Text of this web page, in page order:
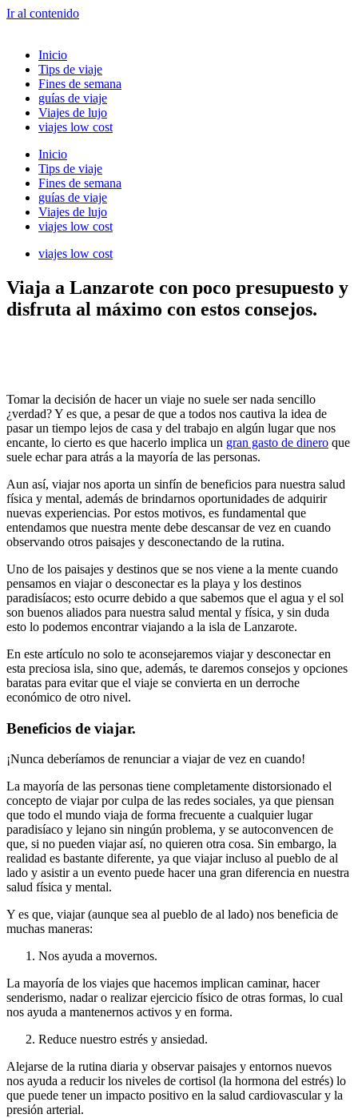
Ir al contenido
Inicio
Tips de viaje
Fines de semana
guías de viaje
Viajes de lujo
viajes low cost
Inicio
Tips de viaje
Fines de semana
guías de viaje
Viajes de lujo
viajes low cost
viajes low cost
Viaja a Lanzarote con poco presupuesto y
disfruta al máximo con estos consejos.
Tomar la decisión de hacer un viaje no suele ser nada sencillo
¿verdad? Y es que, a pesar de que a todos nos cautiva la idea de
pasar un tiempo lejos de casa y del trabajo en algún lugar que nos
encante, lo cierto es que hacerlo implica un gran gasto de dinero que
suele echar para atrás a la mayoría de las personas.
Aun así, viajar nos aporta un sinfín de beneficios para nuestra salud
física y mental, además de brindarnos oportunidades de adquirir
nuevas experiencias. Por estos motivos, es fundamental que
entendamos que nuestra mente debe descansar de vez en cuando
observando otros paisajes y desconectando de la rutina.
Uno de los paisajes y destinos que se nos viene a la mente cuando
pensamos en viajar o desconectar es la playa y los destinos
paradisíacos; esto ocurre debido a que sabemos que el agua y el sol
son buenos aliados para nuestra salud mental y física, y sin duda
esto lo podemos encontrar viajando a la isla de Lanzarote.
En este artículo no solo te aconsejaremos viajar y desconectar en
esta preciosa isla, sino que, además, te daremos consejos y opciones
baratas para evitar que el viaje se convierta en un derroche
económico de otro nivel.
Beneficios de viajar.
¡Nunca deberíamos de renunciar a viajar de vez en cuando!
La mayoría de las personas tiene completamente distorsionado el
concepto de viajar por culpa de las redes sociales, ya que piensan
que todo el mundo viaja de forma frecuente a cualquier lugar
paradisíaco y lejano sin ningún problema, y se autoconvencen de
que, si no pueden viajar así, no quieren otra cosa. Sin embargo, la
realidad es bastante diferente, ya que viajar incluso al pueblo de al
lado y asistir a un evento puede hacer una gran diferencia en nuestra
salud física y mental.
Y es que, viajar (aunque sea al pueblo de al lado) nos beneficia de
muchas maneras:
Nos ayuda a movernos.
La mayoría de los viajes que hacemos implican caminar, hacer
senderismo, nadar o realizar ejercicio físico de otras formas, lo cual
nos ayuda a mantenernos activos y en forma.
Reduce nuestro estrés y ansiedad.
Alejarse de la rutina diaria y observar paisajes y entornos nuevos
nos ayuda a reducir los niveles de cortisol (la hormona del estrés) lo
que puede tener un impacto positivo en la salud cardiovascular y la
presión arterial.